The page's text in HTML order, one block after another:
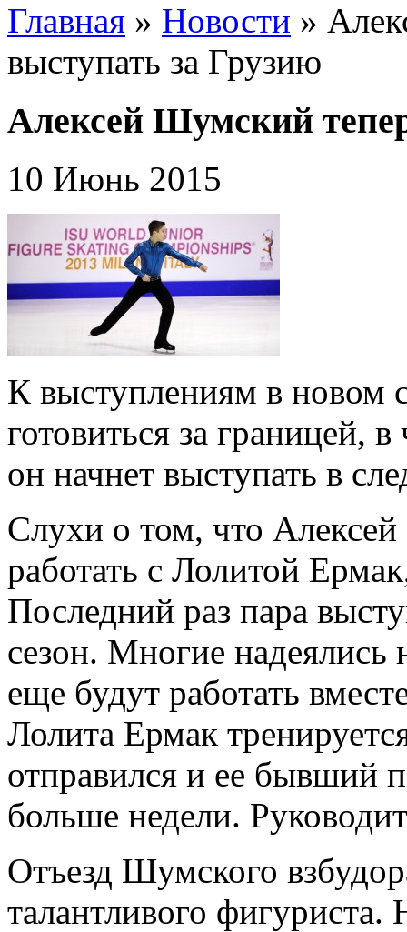
Главная » Новости »
выступать за Грузию
Алексей Шумский
10 Июнь 2015
К выступлениям в новом
готовиться за
он начнет выступать в
Слухи о том, что
работать с Лолитой
Последний раз пара
сезон. Многие
еще будут работать
Лолита Ермак
отправился и ее бывший
больше недели.
Отъезд Шумского
талантливого